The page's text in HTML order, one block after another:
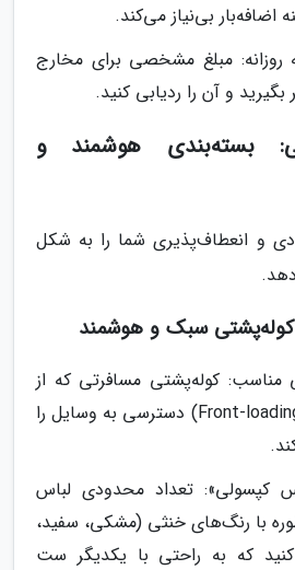
اضافه‌بار بی‌نیاز می‌کند.
روزانه: مبلغ مشخصی برای مخارج
بگیرید و آن را ردیابی کنید.
بسته‌بندی هوشمند و
و انعطاف‌پذیری شما را به شکل
کوله‌پشتی سبک و هوشمند
مناسب: کوله‌پشتی مسافرتی که از
جلو باز می‌شود (Front-loading) دسترسی به وسایل را
کپسولی»: تعداد محدودی لباس
با رنگ‌های خنثی (مشکی، سفید،
که به راحتی با یکدیگر ست